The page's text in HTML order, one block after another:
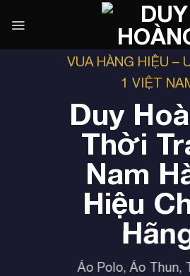
qua
VUA HÀNG HIỆU –
1 VIỆT
Duy
Thời
Nam
Hiệu
Áo Polo, Áo Thun,